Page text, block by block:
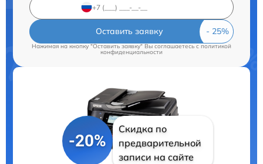
Оставить заявку
Нажимая на кнопку "Оставить заявку" Вы соглашаетесь cполитикой
конфиденциальности
-20%
Скидка по
предварительной
записи на сайте